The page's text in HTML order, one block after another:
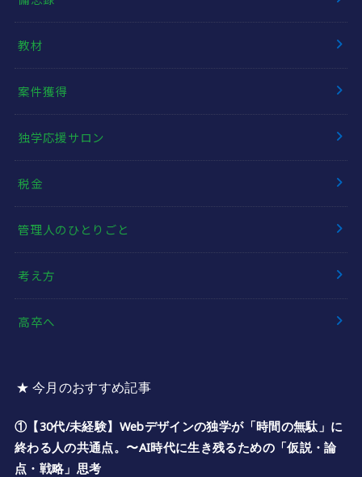
教材
案件獲得
独学応援サロン
税金
管理人のひとりごと
考え方
高卒へ
★ 今月のおすすめ記事
①【30代/未経験】Webデザインの独学が「時間の無駄」に
終わる人の共通点。〜AI時代に生き残るための「仮説・論
点・戦略」思考